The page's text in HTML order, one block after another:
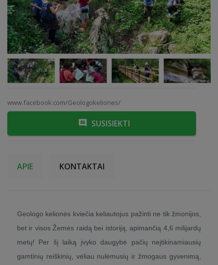
www.facebook.com/Geologokeliones/
SUSISIEKTI
APIE KONTAKTAI
Geologo kelionės kviečia keliautojus pažinti ne tik žmonijos,
bet ir visos Žemės raidą bei istoriją, apimančią 4,6 milijardų
metų! Per šį laiką įvyko daugybė pačių neįtikinamiausių
gamtinių reiškinių, vėliau nulėmusių ir žmogaus gyvenimą,